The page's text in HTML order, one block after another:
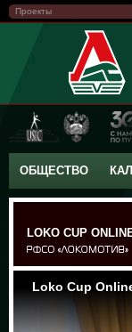
Проекты
ОБЩЕСТВО
LOKO CUP